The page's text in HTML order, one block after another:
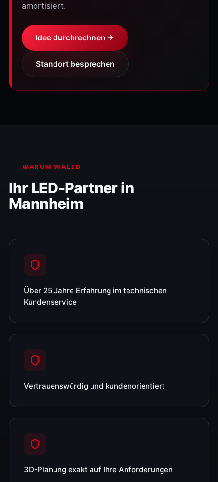
amortisiert.
Idee durchrechnen
Standort besprechen
WARUM WALED
Ihr LED-Partner in
Mannheim
Über 25 Jahre Erfahrung im technischen
Kundenservice
Vertrauenswürdig und kundenorientiert
3D-Planung exakt auf Ihre Anforderungen